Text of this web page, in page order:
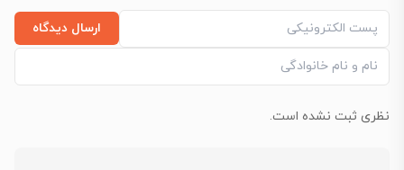
ارسال دیدگاه
نظری ثبت نشده است.